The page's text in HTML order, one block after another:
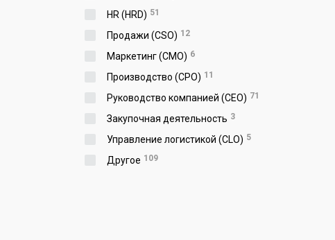
HR (HRD) 51
Продажи (CSO) 12
Маркетинг (CMO) 6
Производство (СPO) 11
Руководство компанией (CEO) 71
Закупочная деятельность 3
Управление логистикой (CLO) 5
Другое 109